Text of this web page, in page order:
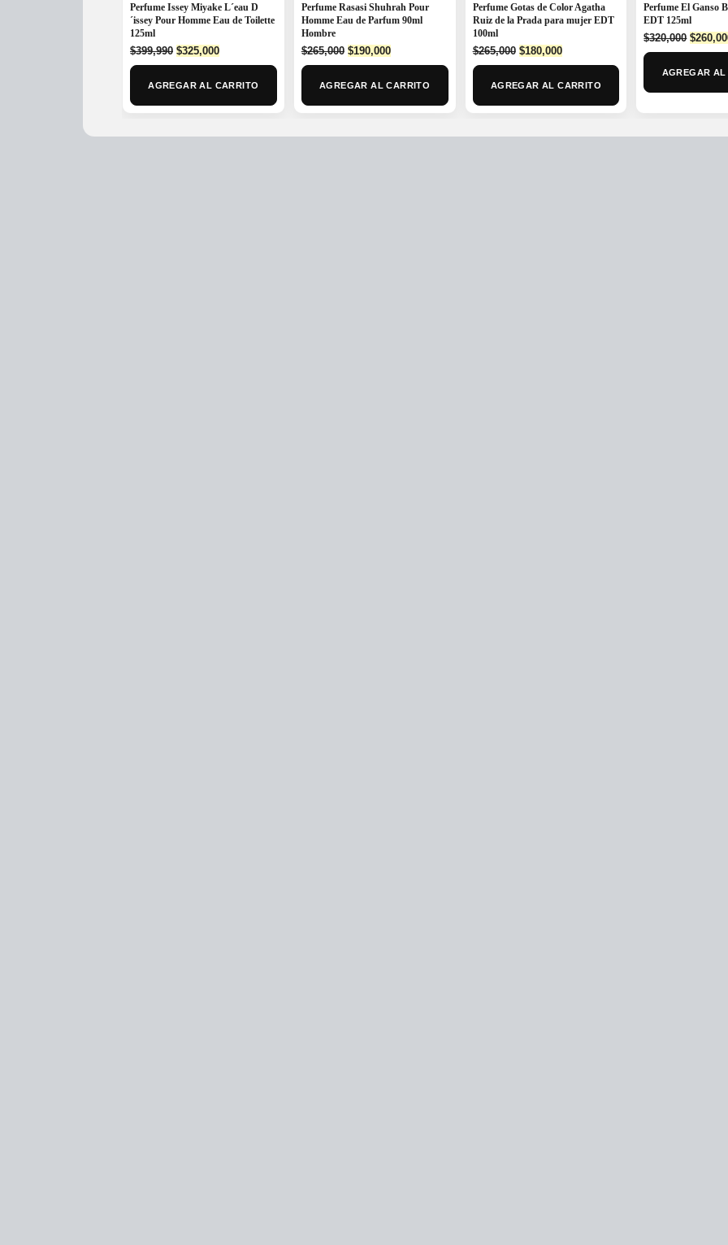
Perfume Issey Miyake L´eau D
´issey Pour Homme Eau de Toilette
125ml
$399,990 Original
price
$325,000Current
price
AGREGAR AL CARRITO
Perfume Rasasi Shuhrah Pour
Homme Eau de Parfum 90ml
Hombre
$265,000 Original
price
$190,000Current
price
AGREGAR AL CARRITO
Perfume Gotas de Color Agatha
Ruiz de la Prada para mujer EDT
100ml
$265,000 Original
price
$180,000Current
price
AGREGAR AL CARRITO
Perfume El Ganso
EDT 125ml
$320,000
price
$
AGREGAR AL